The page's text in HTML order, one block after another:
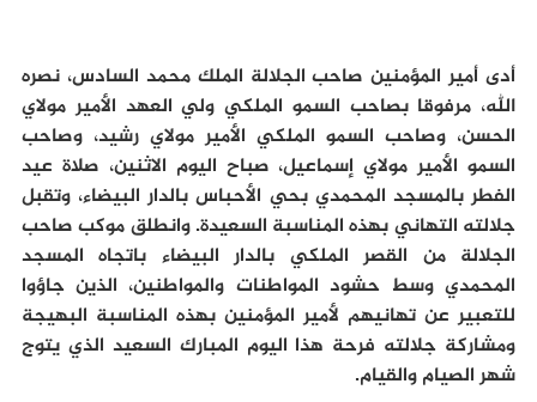
أدى أمير المؤمنين صاحب الجلالة الملك محمد السادس، نصره
الله، مرفوقا بصاحب السمو الملكي ولي العهد الأمير مولاي
الحسن، وصاحب السمو الملكي الأمير مولاي رشيد، وصاحب
السمو الأمير مولاي إسماعيل، صباح اليوم الاثنين، صلاة عيد
الفطر بالمسجد المحمدي بحي الأحباس بالدار البيضاء، وتقبل
جلالته التهاني بهذه المناسبة السعيدة. وانطلق موكب صاحب
الجلالة من القصر الملكي بالدار البيضاء باتجاه المسجد
المحمدي وسط حشود المواطنات والمواطنين، الذين جاؤوا
للتعبير عن تهانيهم لأمير المؤمنين بهذه المناسبة البهيجة
ومشاركة جلالته فرحة هذا اليوم المبارك السعيد الذي يتوج
شهر الصيام والقيام.